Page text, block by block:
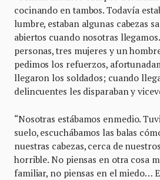
cocinando en tambos. Todavía
lumbre, estaban algunas cabezas
abiertos cuando nosotras
personas, tres mujeres y un
pedimos los refuerzos,
llegaron los soldados; cuando
delincuentes les disparaban y
“Nosotras estábamos enmedio.
suelo, escuchábamos las balas
nuestras cabezas, cerca de
horrible. No piensas en otra cosa
familiar, no piensas en el miedo…